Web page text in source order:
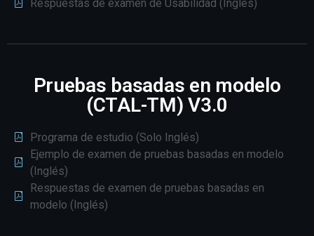
Respuestas de examen de Usabilidad (Inglés)
Pruebas basadas en modelo
(CTAL-TM) V3.0
Programa de estudio (Solo Inglés)
Ejemplo de examen de pruebas basadas en modelo
(Inglés)
Respuestas de examen de pruebas basadas en
modelo (Inglés)